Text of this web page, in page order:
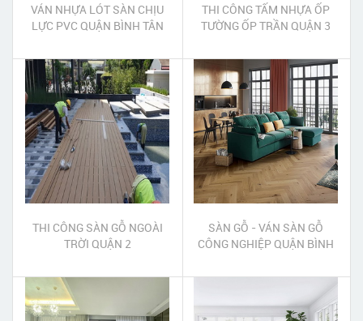
VÁN NHỰA LÓT SÀN CHỊU
LỰC PVC QUẬN BÌNH TÂN
THI CÔNG TẤM NHỰA ỐP
TƯỜNG ỐP TRẦN QUẬN 3
THI CÔNG SÀN GỖ NGOÀI
TRỜI QUẬN 2
SÀN GỖ - VÁN SÀN GỖ
CÔNG NGHIỆP QUẬN BÌNH